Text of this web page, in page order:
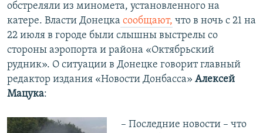
обстреляли из миномета, установленного на
катере. Власти Донецка сообщают, что в ночь с 21 на
22 июля в городе были слышны выстрелы со
стороны аэропорта и района «Октябрьский
рудник». О ситуации в Донецке говорит главный
редактор издания «Новости Донбасса» Алексей
Мацука:
– Последние новости – что